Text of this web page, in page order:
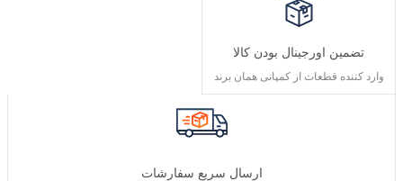
تضمین اورجینال بودن کالا
وارد کننده قطعات از کمپانی همان برند
ارسال سریع سفارشات